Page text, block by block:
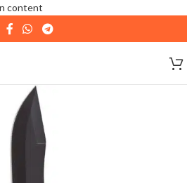
content
|In perioada11 August - 18
pentru intelegere!